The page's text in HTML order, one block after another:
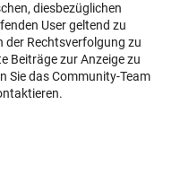
diesbezüglichen
User geltend zu
der Rechtsverfolgung zu
Beiträge zur Anzeige zu
Sie das Community-Team